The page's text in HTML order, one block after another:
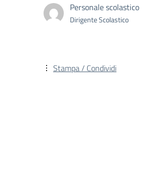
Personale scolastico
Dirigente Scolastico
Stampa / Condividi